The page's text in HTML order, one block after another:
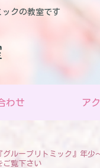
クの教室です
わせ ア
グループリトミック』年少
ご覧下さい